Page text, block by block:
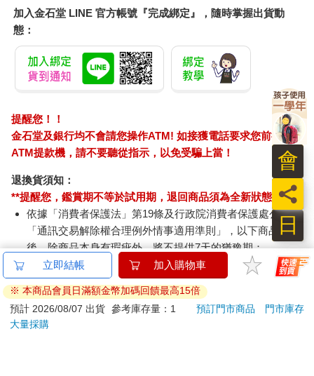
題似的。更或者是你與一些久不見的朋友聊天，他們明明是在描
述自己的故事，但他們的支字支句都好像是特別說給你聽的（即
便他們根本就不清楚你正在經歷了什麼）⋯⋯這全都是一種暗
示。
當我們深陷在自己的故事裡，我們往往看不見他人給我們的救
援，更惶論是注意到暗示了。但其實只要我們可以學會退一步思
考的話就會發現，由於靈魂深怕在輪迴的過程裡會忘記自己，所
以在我們的生命中到處安排了暗示。就連像生日、星座、血型、
生肖、姓名或是紫微斗數等等，這些全都是可以幫助我們更了解
自己的暗示。最簡單的例子就是每每人們在搜尋這些資訊的時候
都一定會先查閱自己的喔。
如果你到現在還不太清楚怎麼閱讀暗示。我要說的是：不用擔
心，因為你的靈魂導師一定會一直不厭其煩地，不管需要多久的
時間都會想盡辦法地把暗示透過不同的人、事、物呈現到你的面
前，直到你了解為止。今天我給各位的建議是：如果你還自認是
麻瓜，根本學不會怎麼閱讀暗示的話，那麼你可以像我朋友這
樣：如果同樣的事情在短時間內（一般約莫一個禮拜內）同時發
生三次的話，那就是一個暗示。例如：你最近不管到什麼地方做
什麼事都會注意到「初衷」兩字，那麼你就可以趁機審視一下自
己的初衷。另一個例子是：7我認識一個人說「彩虹」對他已逝的
加入金石堂 LINE 官方帳號『完成綁定』，隨時掌握出貨動
態：
提醒您！！
金石堂及銀行均不會請您操作ATM! 如接獲電話要求您前往
ATM提款機，請不要聽從指示，以免受騙上當！
退換貨須知：
**提醒您，鑑賞期不等於試用期，退回商品須為全新狀態**
依據「消費者保護法」第19條及行政院消費者保護處公告之
「通訊交易解除權合理例外情事適用準則」，以下商品購買
後，除商品本身有瑕疵外，將不提供7天的猶豫期：
易於腐敗、保存期限較短或解約時即將逾期。（如：生
鮮食品）
依消費者要求所為之客製化給付。（客製化商品）
報紙、期刊或雜誌。（含MOOK、外文雜誌）
經消費者拆封之影音商品或電腦軟體。
立即結帳 加入購物車
※ 本商品會員日滿額金幣加碼回饋最高15倍
預計 2026/08/07 出貨 參考庫存量：1 預訂門市商品
門市庫存
大量採購
日
員
會